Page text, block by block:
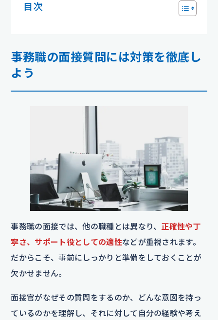
目次
事務職の面接質問には対策を徹底し
よう
事務職の面接では、他の職種とは異なり、 正確性や丁
寧さ、サポート役としての適性などが重視されます。
だからこそ、事前にしっかりと準備をしておくことが
欠かせません。
面接官がなぜその質問をするのか、どんな意図を持っ
ているのかを理解し、それに対して自分の経験や考え